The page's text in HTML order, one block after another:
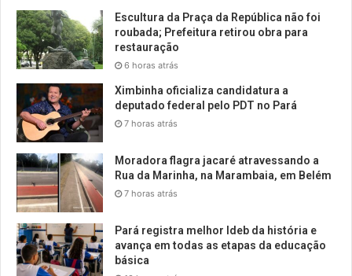
Escultura da Praça da República não foi
roubada; Prefeitura retirou obra para
restauração
6 horas atrás
Ximbinha oficializa candidatura a
deputado federal pelo PDT no Pará
7 horas atrás
Moradora flagra jacaré atravessando a
Rua da Marinha, na Marambaia, em Belém
7 horas atrás
Pará registra melhor Ideb da história e
avança em todas as etapas da educação
básica